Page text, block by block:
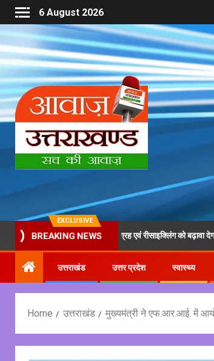
6 August 2026
EXCLUSIVE
BREAKING NEWS
पीईटी बोतलों के संग्रह एवं रीसाइक्लिंग को बढ़ावा देगा अनूठा जन-
उत्तराखंड उत्तर प्रदेश स्वास्थ्य
Home उत्तराखंड मुख्यमंत्री ने एफ.आर.आई. में